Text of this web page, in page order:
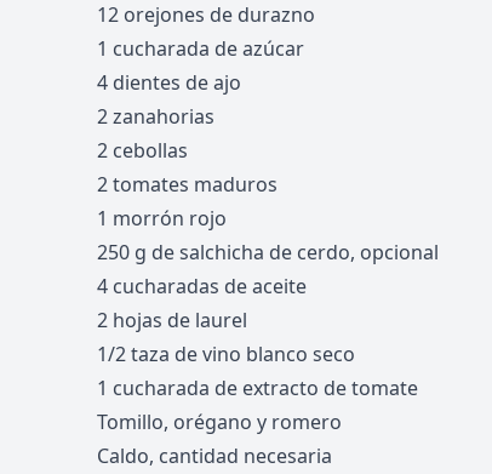
12 orejones de durazno
1 cucharada de azúcar
4 dientes de ajo
2 zanahorias
2 cebollas
2 tomates maduros
1 morrón rojo
250 g de salchicha de cerdo, opcional
4 cucharadas de aceite
2 hojas de laurel
1/2 taza de vino blanco seco
1 cucharada de extracto de tomate
Tomillo, orégano y romero
Caldo, cantidad necesaria